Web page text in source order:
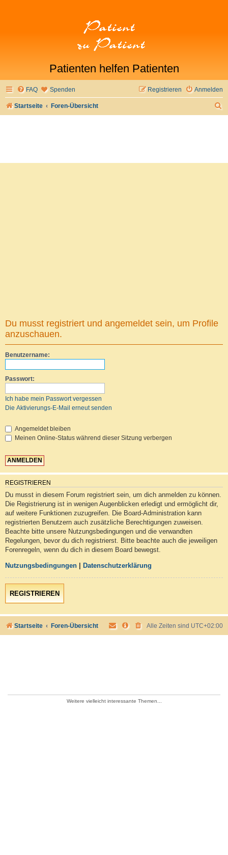
Patienten helfen Patienten
FAQ Spenden Anmelden
Registrieren
Startseite Foren-Übersicht
Du musst registriert und angemeldet sein, um Profile
anzuschauen.
Benutzername:
Passwort:
Ich habe mein Passwort vergessen
Die Aktivierungs-E-Mail erneut senden
Angemeldet bleiben
Meinen Online-Status während dieser Sitzung verbergen
REGISTRIEREN
Du musst in diesem Forum registriert sein, um dich anmelden zu können.
Die Registrierung ist in wenigen Augenblicken erledigt und ermöglicht dir,
auf weitere Funktionen zuzugreifen. Die Board-Administration kann
registrierten Benutzern auch zusätzliche Berechtigungen zuweisen.
Beachte bitte unsere Nutzungsbedingungen und die verwandten
Regelungen, bevor du dich registrierst. Bitte beachte auch die jeweiligen
Forenregeln, wenn du dich in diesem Board bewegst.
Nutzungsbedingungen Datenschutzerklärung
REGISTRIEREN
Startseite Foren-Übersicht Alle Zeiten sind UTC+02:00
Weitere vielleicht interessante Themen...